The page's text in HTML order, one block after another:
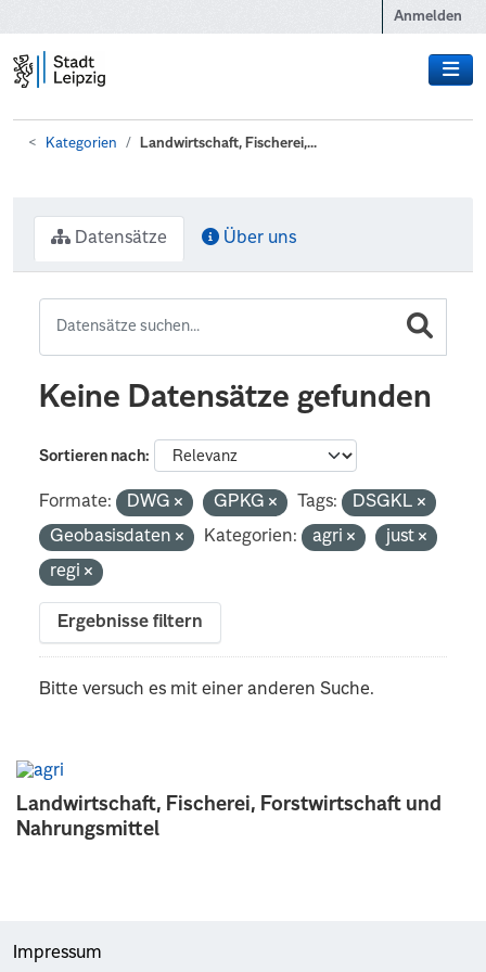
Anmelden
Kategorien Landwirtschaft, Fischerei,...
Landwirtschaft, Fischerei, Forstwirtschaft und
Nahrungsmittel
Datensätze Über uns
Keine Datensätze gefunden
Sortieren nach
Formate: DWG GPKG Tags:
DSGKL
Geobasisdaten
Kategorien: agri
just
regi
Ergebnisse filtern
Bitte versuch es mit einer anderen Suche.
Impressum